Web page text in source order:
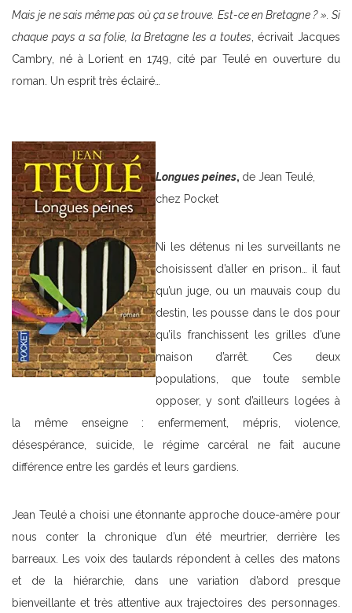
Mais je ne sais même pas où ça se trouve. Est-ce en Bretagne ? ». Si
chaque pays a sa folie, la Bretagne les a toutes , écrivait Jacques
Cambry, né à Lorient en 1749, cité par Teulé en ouverture du
roman. Un esprit très éclairé…
Longues peines, de Jean Teulé,
chez Pocket
Ni les détenus ni les surveillants ne
choisissent d’aller en prison… il faut
qu’un juge, ou un mauvais coup du
destin, les pousse dans le dos pour
qu’ils franchissent les grilles d’une
maison d’arrêt. Ces deux
populations, que toute semble
opposer, y sont d’ailleurs logées à
la même enseigne : enfermement, mépris, violence,
désespérance, suicide, le régime carcéral ne fait aucune
différence entre les gardés et leurs gardiens.
Jean Teulé a choisi une étonnante approche douce-amère pour
nous conter la chronique d’un été meurtrier, derrière les
barreaux. Les voix des taulards répondent à celles des matons
et de la hiérarchie, dans une variation d’abord presque
bienveillante et très attentive aux trajectoires des personnages.